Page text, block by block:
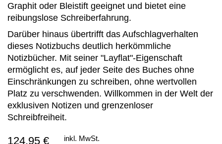
Graphit oder Bleistift geeignet und bietet eine
reibungslose Schreiberfahrung.
Darüber hinaus übertrifft das Aufschlagverhalten
dieses Notizbuchs deutlich herkömmliche
Notizbücher. Mit seiner "Layflat"-Eigenschaft
ermöglicht es, auf jeder Seite des Buches ohne
Einschränkungen zu schreiben, ohne wertvollen
Platz zu verschwenden. Willkommen in der Welt der
exklusiven Notizen und grenzenloser
Schreibfreiheit.
124.95 €
inkl. MwSt.